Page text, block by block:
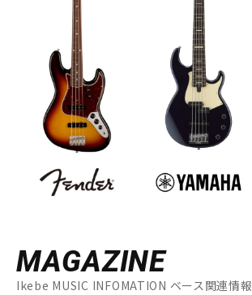
MAGAZINE
Ikebe MUSIC INFOMATION ベース関連情報